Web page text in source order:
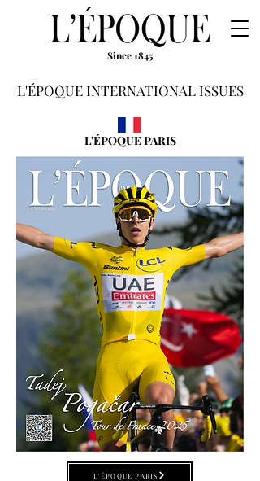
Since 1845
L'ÉPOQUE INTERNATIONAL ISSUES
L'ÉPOQUE PARIS
L'ÉPOQUE PARIS